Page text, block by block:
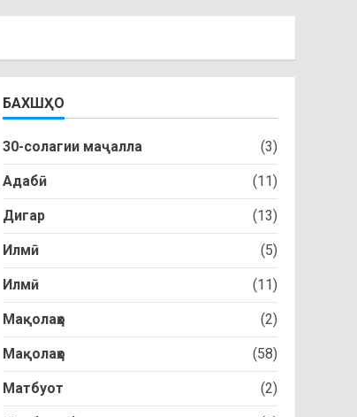
БАХШҲО
30-солагии маҷалла (3)
Адабӣ (11)
Дигар (13)
Илмӣ (5)
Илмӣ (11)
Мақолаҳо (2)
Мақолаҳо (58)
Матбуот (2)